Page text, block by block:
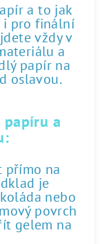
a to jak
i pro finální
vždy v
a
papír na
oslavou.
a
přímo na
je
nebo
povrch
gelem na